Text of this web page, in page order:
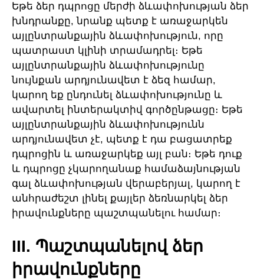
Եթե ձեր դպրոցը մերժի ձևափոխության ձեր
խնդրանքը, նրանք պետք է առաջարկեն
այլընտրանքային ձևափոխություն, որը
պատրաստ կլինի տրամադրել։ Եթե
այլընտրանքային ձևափոխությունը
նույնքան արդյունավետ է ձեզ համար,
կարող եք ընդունել ձևափոխությունը և
ավարտել ինտերակտիվ գործընթացը։ Եթե
այլընտրանքային ձևափոխությունն
արդյունավետ չէ, պետք է դա բացատրեք
դպրոցին և առաջարկեք այլ բան։ Եթե դուք
և դպրոցը չկարողանաք համաձայնության
գալ ձևափոխության վերաբերյալ, կարող է
անհրաժեշտ լինել քայլեր ձեռնարկել ձեր
իրավունքները պաշտպանելու համար։
III. Պաշտպանելով ձեր
իրավունքները